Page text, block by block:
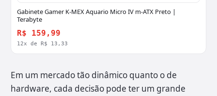
Gabinete Gamer K-MEX Aquario Micro IV m-ATX Preto |
Terabyte
R$ 159,99
12x de R$ 13,33
Em um mercado tão dinâmico quanto o de
hardware, cada decisão pode ter um grande